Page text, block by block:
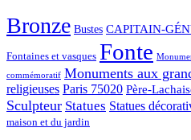
Bronze Bustes CAPITAIN-
Fontaines et vasques Fonte
commémoratif Monuments aux
religieuses Paris 75020 Père-
Sculpteur Statues Statues
maison et du jardin